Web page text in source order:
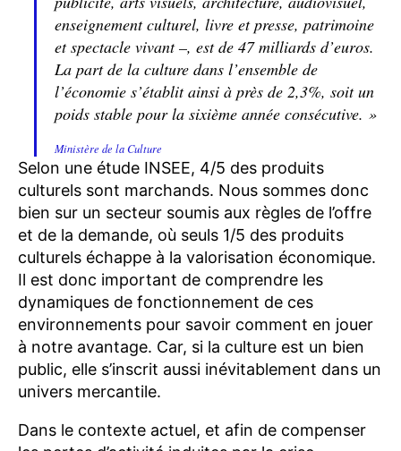
enseignement culturel, livre et presse, patrimoine
et spectacle vivant –, est de 47 milliards d’euros.
La part de la culture dans l’ensemble de
l’économie s’établit ainsi à près de 2,3%, soit un
poids stable pour la sixième année consécutive. »
Ministère de la Culture
Selon une étude INSEE, 4/5 des produits
culturels sont marchands. Nous sommes donc
bien sur un secteur soumis aux règles de l’offre
et de la demande, où seuls 1/5 des produits
culturels échappe à la valorisation économique.
Il est donc important de comprendre les
dynamiques de fonctionnement de ces
environnements pour savoir comment en jouer
à notre avantage. Car, si la culture est un bien
public, elle s’inscrit aussi inévitablement dans un
univers mercantile.
Dans le contexte actuel, et afin de compenser